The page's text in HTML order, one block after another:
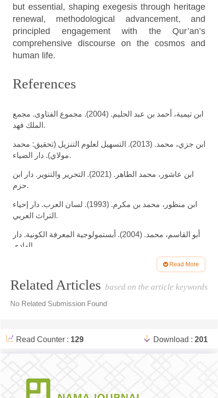
but essential, shaping exegesis through heritage
renewal, methodological advancement, and
principled engagement with the Qur’an’s
comprehensive discourse on the cosmos and
human life.
References
ابن تيمية، أحمد بن عبد الحليم. (2004). مجموع الفتاوى. مجمع
الملك فهد.
ابن جزي، محمد. (2013). التسهيل لعلوم التنزيل (تحقيق: محمد
مولاي). دار الضياء.
ابن عاشور، محمد الطاهر. (2021). التحرير والتنوير. دار ابن
حزم.
ابن منظور، محمد بن مكرم. (1993). لسان العرب. دار إحياء
التراث العربي.
أبو القاسم، محمد. (2004). أبستمولوجية المعرفة الكونية. دار
أبو داود، سليمان بن الأشعث. (د.ت). سنن أبي داود (تحقيق:
مطبعة ابن زيدون.
دار القلم.
الألباني، محمد ناصر الدين. (1998). صحيح سنن أبي داود.
أنيس، إبراهيم، وآخرون. (1972). المعجم الوسيط. انتشارات
Read More
Article
Details
Related Articles based on the article keywords
No Related Submission Found
Read Counter : 129 Download : 201